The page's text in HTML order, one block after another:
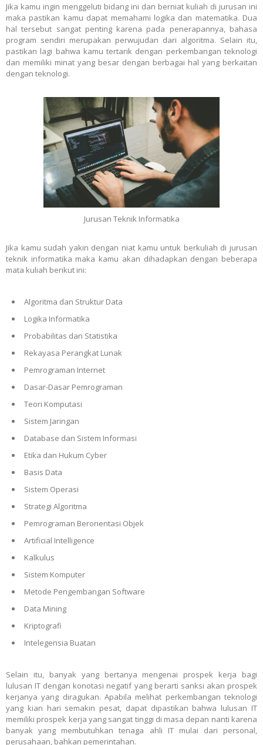
Jika kamu ingin menggeluti bidang ini dan berniat kuliah di jurusan ini
maka pastikan kamu dapat memahami logika dan matematika. Dua
hal tersebut sangat penting karena pada penerapannya, bahasa
program sendiri merupakan perwujudan dari algoritma. Selain itu,
pastikan lagi bahwa kamu tertarik dengan perkembangan teknologi
dan memiliki minat yang besar dengan berbagai hal yang berkaitan
dengan teknologi.
Jurusan Teknik Informatika
Jika kamu sudah yakin dengan niat kamu untuk berkuliah di jurusan
teknik informatika maka kamu akan dihadapkan dengan beberapa
mata kuliah berikut ini:
Algoritma dan Struktur Data
Logika Informatika
Probabilitas dan Statistika
Rekayasa Perangkat Lunak
Pemrograman Internet
Dasar-Dasar Pemrograman
Teori Komputasi
Sistem Jaringan
Database dan Sistem Informasi
Etika dan Hukum Cyber
Basis Data
Sistem Operasi
Strategi Algoritma
Pemrograman Berorientasi Objek
Artificial Intelligence
Kalkulus
Sistem Komputer
Metode Pengembangan Software
Data Mining
Kriptografi
Intelegensia Buatan
Selain itu, banyak yang bertanya mengenai prospek kerja bagi
lulusan IT dengan konotasi negatif yang berarti sanksi akan prospek
kerjanya yang diragukan. Apabila melihat perkembangan teknologi
yang kian hari semakin pesat, dapat dipastikan bahwa lulusan IT
memiliki prospek kerja yang sangat tinggi di masa depan nanti karena
banyak yang membutuhkan tenaga ahli IT mulai dari personal,
perusahaan, bahkan pemerintahan.